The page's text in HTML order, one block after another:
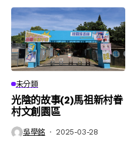
未分類
光陰的故事(2)馬祖新村眷
村文創園區
吳學銘 2025-03-28